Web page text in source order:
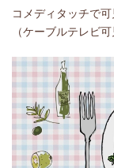
コメディタッチで
（ケーブルテレビ可